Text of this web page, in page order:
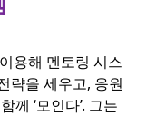
용해 멘토링 시스
략을 세우고, 응원
께 ‘모인다’. 그는